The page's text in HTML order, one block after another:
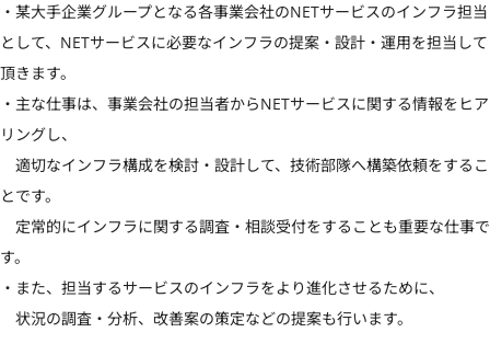
・某大手企業グループとなる各事業会社のNETサービスのインフラ担当
として、NETサービスに必要なインフラの提案・設計・運用を担当して
頂きます。
・主な仕事は、事業会社の担当者からNETサービスに関する情報をヒア
リングし、
適切なインフラ構成を検討・設計して、技術部隊へ構築依頼をするこ
とです。
定常的にインフラに関する調査・相談受付をすることも重要な仕事で
す。
・また、担当するサービスのインフラをより進化させるために、
状況の調査・分析、改善案の策定などの提案も行います。